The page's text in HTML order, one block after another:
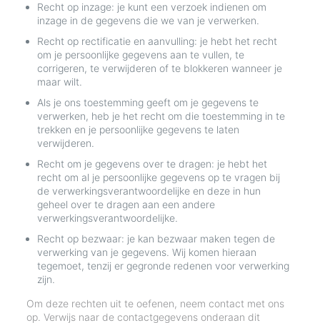
Recht op inzage: je kunt een verzoek indienen om
inzage in de gegevens die we van je verwerken.
Recht op rectificatie en aanvulling: je hebt het recht
om je persoonlijke gegevens aan te vullen, te
corrigeren, te verwijderen of te blokkeren wanneer je
maar wilt.
Als je ons toestemming geeft om je gegevens te
verwerken, heb je het recht om die toestemming in te
trekken en je persoonlijke gegevens te laten
verwijderen.
Recht om je gegevens over te dragen: je hebt het
recht om al je persoonlijke gegevens op te vragen bij
de verwerkingsverantwoordelijke en deze in hun
geheel over te dragen aan een andere
verwerkingsverantwoordelijke.
Recht op bezwaar: je kan bezwaar maken tegen de
verwerking van je gegevens. Wij komen hieraan
tegemoet, tenzij er gegronde redenen voor verwerking
zijn.
Om deze rechten uit te oefenen, neem contact met ons
op. Verwijs naar de contactgegevens onderaan dit